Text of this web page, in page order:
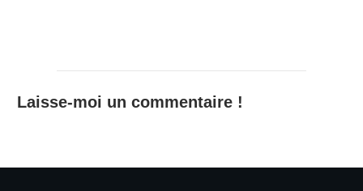
Laisse-moi un commentaire !